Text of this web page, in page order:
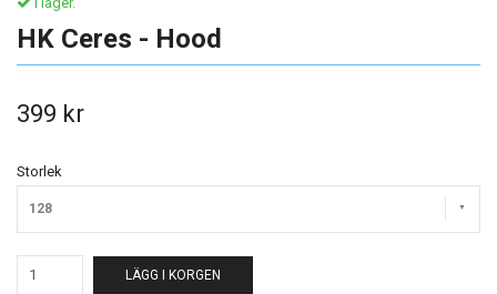
HK Ceres - Hood
399 kr
Storlek
128
LÄGG I KORGEN